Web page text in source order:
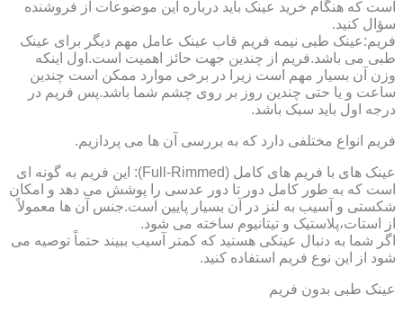
است که هنگام خرید عینک باید درباره این موضوعات از فروشنده
سؤال کنید.
فریم:عینک طبی نیمه فریم قاب عینک عامل مهم دیگر برای عینک
طبی می باشد.فریم از چندین جهت حائز اهمیت است.اول اینکه
وزن آن بسیار مهم است زیرا در برخی موارد ممکن است چندین
ساعت و یا حتی چندین روز بر روی چشم شما باشد.پس فریم در
درجه اول باید سبک باشد.
فریم انواع مختلفی دارد که به بررسی آن ها می پردازیم.
عینک های با فریم های کامل (Full-Rimmed): این فریم به گونه ای
است که به طور کامل دور تا دور عدسی را پوشش می دهد و امکان
شکستی و آسیب به لنز در آن بسیار پایین است.جنس آن ها معمولاً
از استات،پلاستیک و تیتانیوم ساخته می شود.
اگر شما به دنبال عینکی هستید که کمتر آسیب ببیند حتماً توصیه می
شود از این نوع فریم استفاده کنید.
عینک طبی بدون فریم